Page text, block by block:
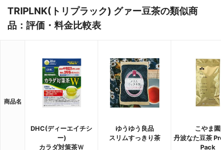
TRIPLNK(トリプラック) グァー豆茶の類似商
品：評価・料金比較表
商品名
DHC(ディーエイチシ
ー)
カラダ対策茶Ｗ
ゆうゆう良品
スリムすっきり茶
こやま園
丹波なた豆茶
Pack